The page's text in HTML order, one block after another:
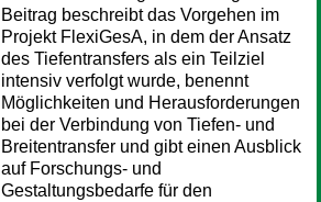
Beitrag beschreibt das Vorgehen im
Projekt FlexiGesA, in dem der Ansatz
des Tiefentransfers als ein Teilziel
intensiv verfolgt wurde, benennt
Möglichkeiten und Herausforderungen
bei der Verbindung von Tiefen- und
Breitentransfer und gibt einen Ausblick
auf Forschungs- und
Gestaltungsbedarfe für den